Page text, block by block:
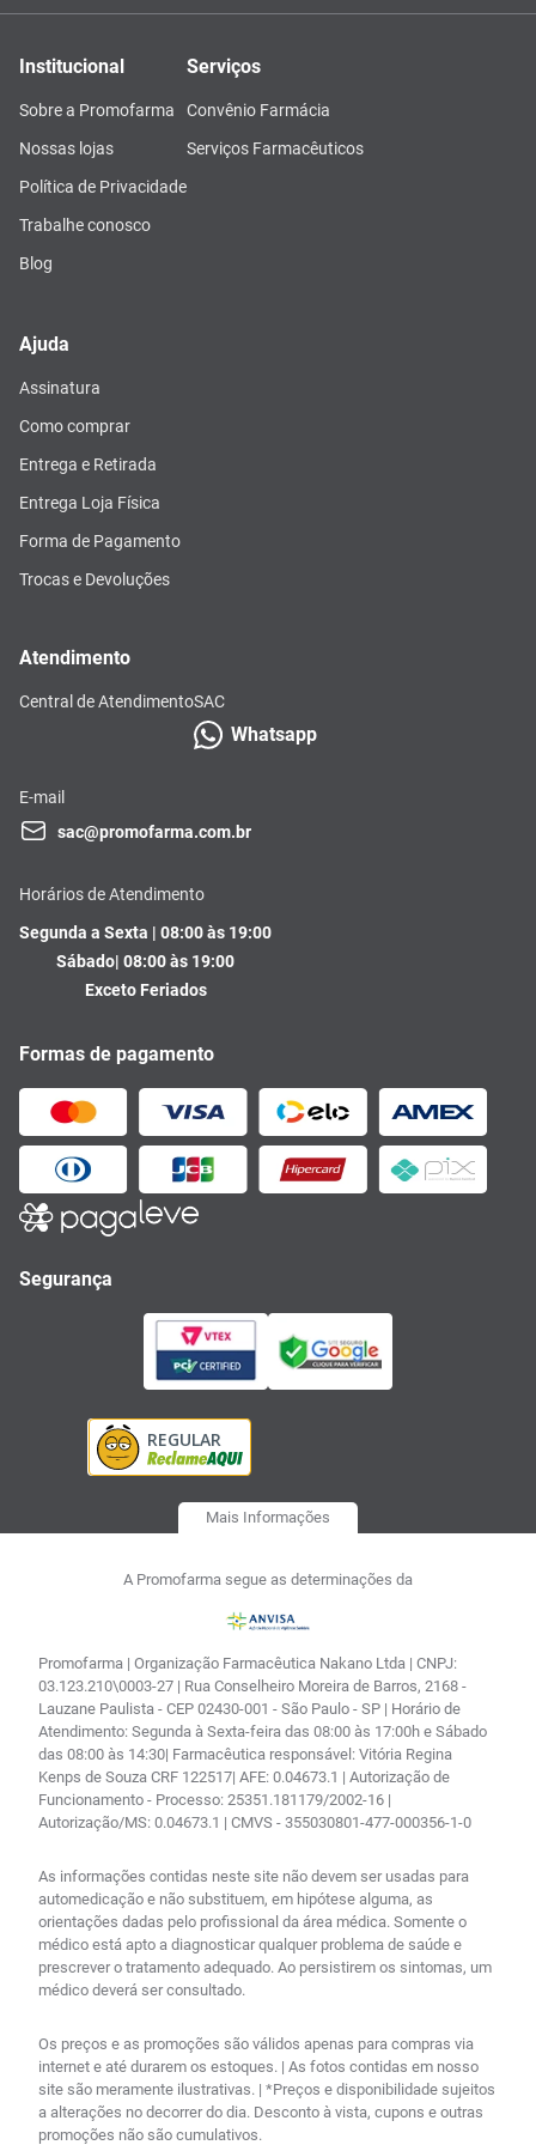
Institucional
Sobre a Promofarma
Nossas lojas
Política de Privacidade
Trabalhe conosco
Blog
Serviços
Convênio Farmácia
Serviços Farmacêuticos
Ajuda
Assinatura
Como comprar
Entrega e Retirada
Entrega Loja Física
Forma de Pagamento
Trocas e Devoluções
Atendimento
Central de AtendimentoSAC
Whatsapp
E-mail
sac@promofarma.com.br
Horários de Atendimento
Segunda a Sexta | 08:00 às 19:00
Sábado| 08:00 às 19:00
Exceto Feriados
Formas de pagamento
Segurança
Mais Informações
A Promofarma segue as determinações da
Promofarma | Organização Farmacêutica Nakano Ltda | CNPJ:
03.123.210\0003-27 | Rua Conselheiro Moreira de Barros, 2168 -
Lauzane Paulista - CEP 02430-001 - São Paulo - SP | Horário de
Atendimento: Segunda à Sexta-feira das 08:00 às 17:00h e Sábado
das 08:00 às 14:30| Farmacêutica responsável: Vitória Regina
Kenps de Souza CRF 122517| AFE: 0.04673.1 | Autorização de
Funcionamento - Processo: 25351.181179/2002-16 |
Autorização/MS: 0.04673.1 | CMVS - 355030801-477-000356-1-0
As informações contidas neste site não devem ser usadas para
automedicação e não substituem, em hipótese alguma, as
orientações dadas pelo profissional da área médica. Somente o
médico está apto a diagnosticar qualquer problema de saúde e
prescrever o tratamento adequado. Ao persistirem os sintomas, um
médico deverá ser consultado.
Os preços e as promoções são válidos apenas para compras via
internet e até durarem os estoques. | As fotos contidas em nosso
site são meramente ilustrativas. | *Preços e disponibilidade sujeitos
a alterações no decorrer do dia. Desconto à vista, cupons e outras
promoções não são cumulativos.